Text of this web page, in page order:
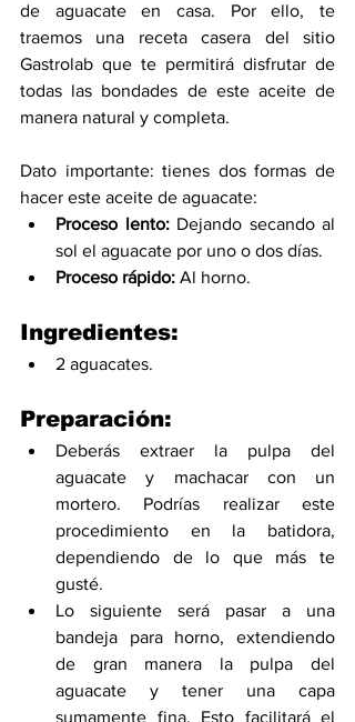
de aguacate en casa. Por ello, te
traemos una receta casera del sitio
Gastrolab que te permitirá disfrutar de
todas las bondades de este aceite de
manera natural y completa.
Dato importante: tienes dos formas de
hacer este aceite de aguacate:
Proceso lento: Dejando secando al
sol el aguacate por uno o dos días.
Proceso rápido: Al horno.
Ingredientes:
2 aguacates.
Preparación:
Deberás extraer la pulpa del
aguacate y machacar con un
mortero. Podrías realizar este
procedimiento en la batidora,
dependiendo de lo que más te
gusté.
Lo siguiente será pasar a una
bandeja para horno, extendiendo
de gran manera la pulpa del
aguacate y tener una capa
sumamente fina. Esto facilitará el